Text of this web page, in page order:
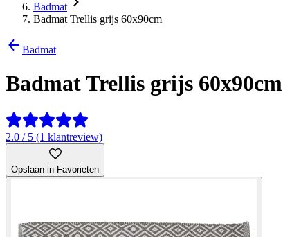
Badmat
Badmat Trellis grijs 60x90cm
Badmat
Badmat Trellis grijs 60x90cm
2.0 / 5 (1 klantreview)
Opslaan in Favorieten